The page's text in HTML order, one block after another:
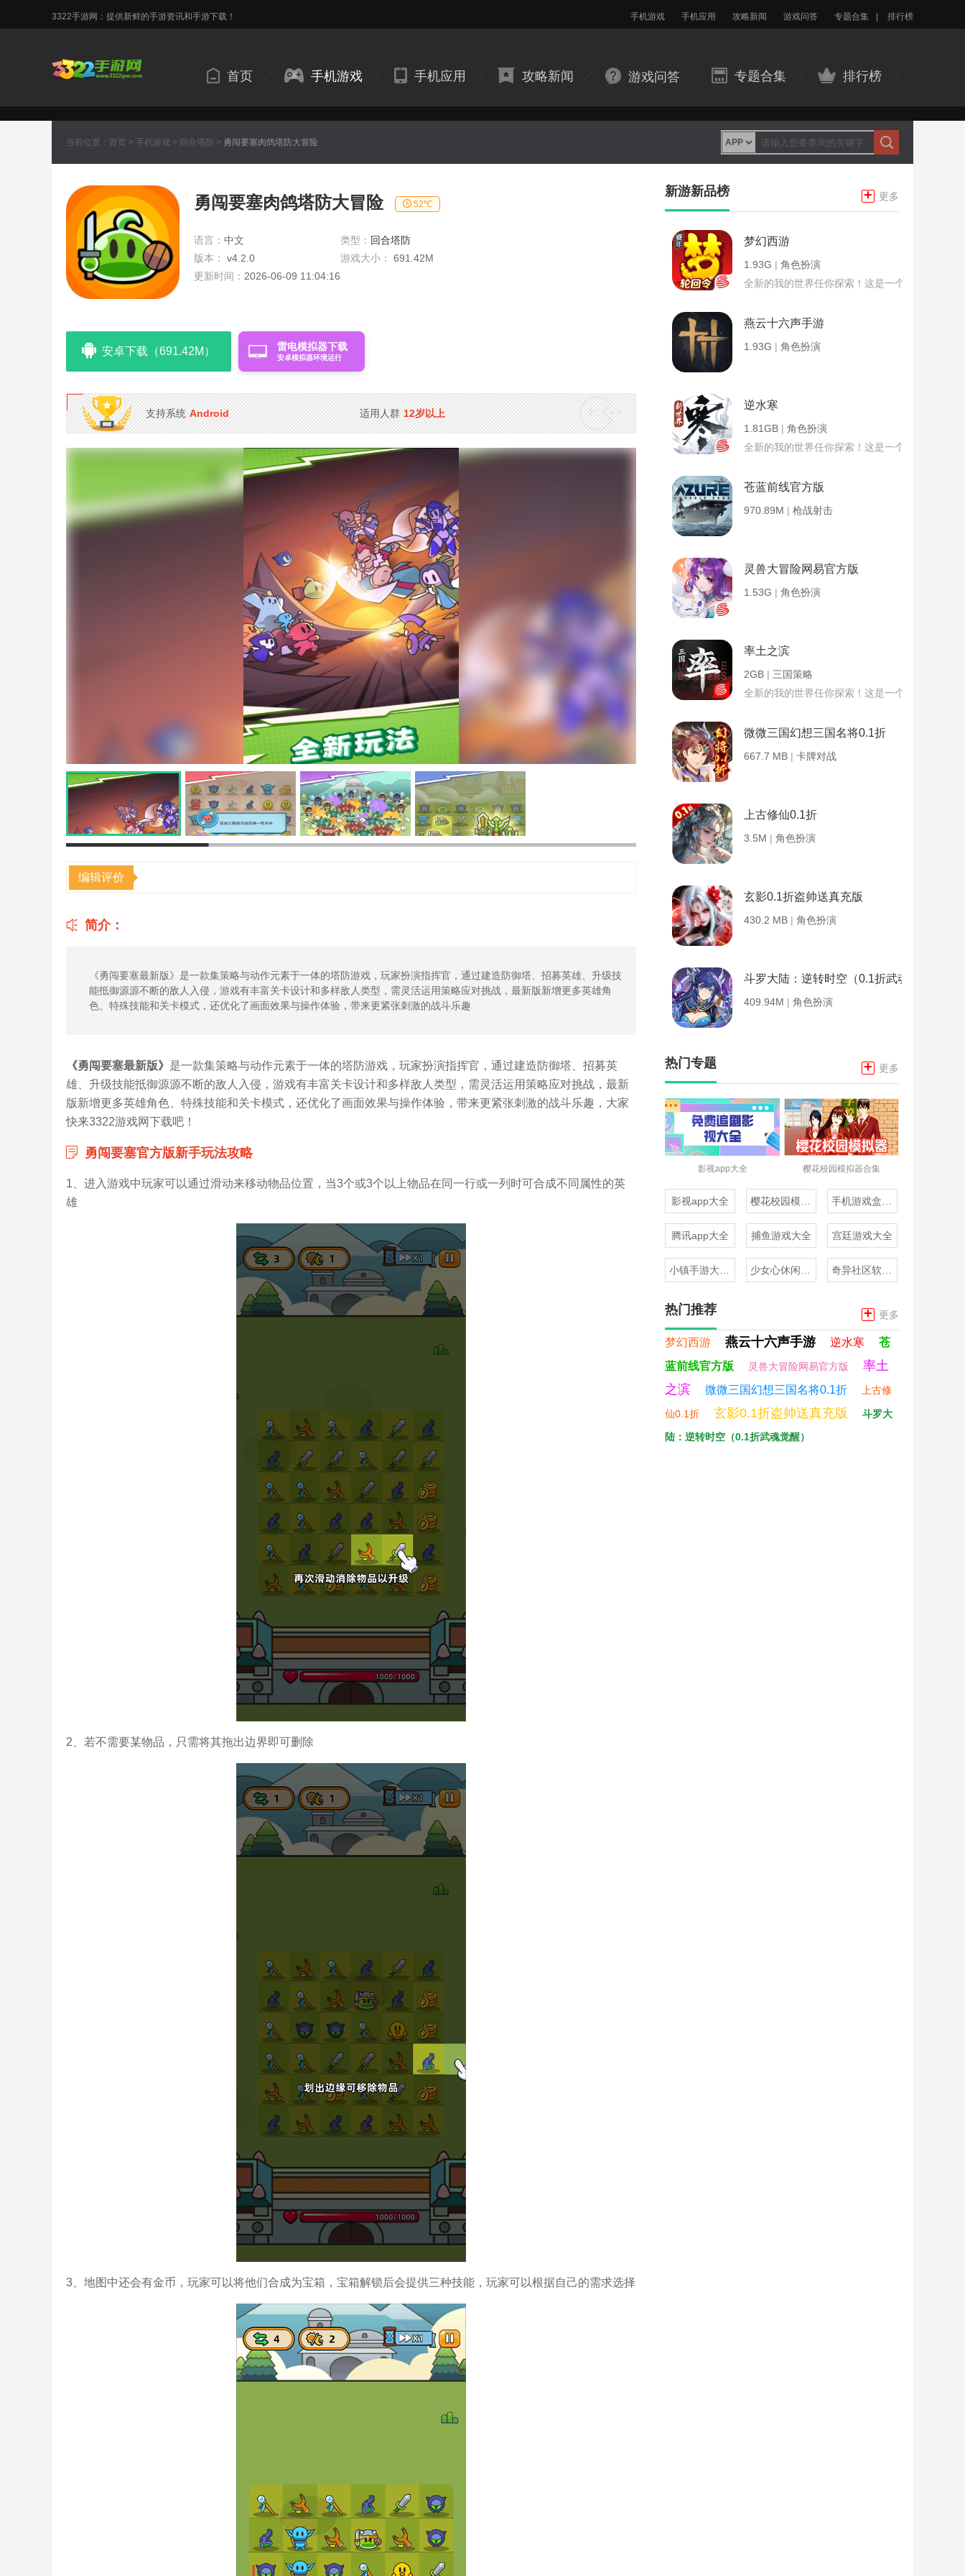
3322手游网：提供新鲜的手游资讯和手游下载！ 手机游戏 手机应用 攻略新闻 游戏问答 专题合集 排行榜
首页 手机游戏 手机应用 攻略新闻 游戏问答 专题合集 排行榜
当前位置： 首页 > 手机游戏 > 回合塔防 > 勇闯要塞肉鸽塔防大冒险
勇闯要塞肉鸽塔防大冒险 52℃
语言： 中文 类型： 回合塔防
版本：
v4.2.0 游戏大小：
691.42M
更新时间： 2026-06-09 11:04:16
安卓下载（691.42M） 雷电模拟器下载
安卓模拟器环境运行
支持系统 Android 适用人群 12岁以上
编辑评价
简介：
《勇闯要塞最新版》是一款集策略与动作元素于一体的塔防游戏，玩家扮演指挥官，通过建造防御塔、招募英雄、升级技
能抵御源源不断的敌人入侵，游戏有丰富关卡设计和多样敌人类型，需灵活运用策略应对挑战，最新版新增更多英雄角
色、特殊技能和关卡模式，还优化了画面效果与操作体验，带来更紧张刺激的战斗乐趣
《勇闯要塞最新版》 是一款集策略与动作元素于一体的塔防游戏，玩家扮演指挥官，通过建造防御塔、招募英
雄、升级技能抵御源源不断的敌人入侵，游戏有丰富关卡设计和多样敌人类型，需灵活运用策略应对挑战，最新
版新增更多英雄角色、特殊技能和关卡模式，还优化了画面效果与操作体验，带来更紧张刺激的战斗乐趣，大家
快来3322游戏网下载吧！
勇闯要塞官方版新手玩法攻略
1、进入游戏中玩家可以通过滑动来移动物品位置，当3个或3个以上物品在同一行或一列时可合成不同属性的英
雄
2、若不需要某物品，只需将其拖出边界即可删除
3、地图中还会有金币，玩家可以将他们合成为宝箱，宝箱解锁后会提供三种技能，玩家可以根据自己的需求选择
新游新品榜 + 更多
梦幻西游
1.93G | 角色扮演
全新的我的世界任你探索！这是一个小提示字段。
燕云十六声手游
1.93G | 角色扮演
逆水寒
1.81GB | 角色扮演
全新的我的世界任你探索！这是一个小提示字段。
苍蓝前线官方版
970.89M | 枪战射击
灵兽大冒险网易官方版
1.53G | 角色扮演
率土之滨
2GB | 三国策略
全新的我的世界任你探索！这是一个小提示字段。
微微三国幻想三国名将0.1折
667.7 MB | 卡牌对战
上古修仙0.1折
3.5M | 角色扮演
玄影0.1折盗帅送真充版
430.2 MB | 角色扮演
斗罗大陆：逆转时空（0.1折武魂觉醒）
409.94M | 角色扮演
热门专题 + 更多
影视app大全 樱花校园模拟器合集
影视app大全
腾讯app大全 捕鱼游戏大全 宫廷游戏大全
热门推荐 + 更多
梦幻西游 燕云十六声手游 逆水寒
苍
蓝前线官方版
灵兽大冒险网易官方版
率土
之滨
微微三国幻想三国名将0.1折 上古修
仙0.1折 玄影0.1折盗帅送真充版
斗罗大
陆：逆转时空（0.1折武魂觉醒）